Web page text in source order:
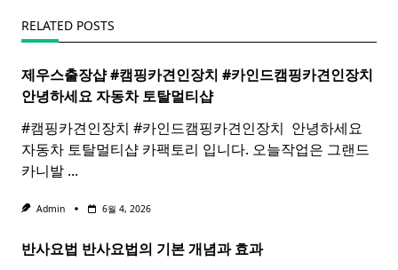
RELATED POSTS
제우스출장샵 #캠핑카견인장치 #카인드캠핑카견인장치 ​
안녕하세요 자동차 토탈멀티샵
#캠핑카견인장치 #카인드캠핑카견인장치 ​ 안녕하세요
자동차 토탈멀티샵 카팩토리 입니다. 오늘작업은 그랜드
카니발 ...
Admin 6월 4, 2026
반사요법 반사요법의 기본 개념과 효과 ​ ​